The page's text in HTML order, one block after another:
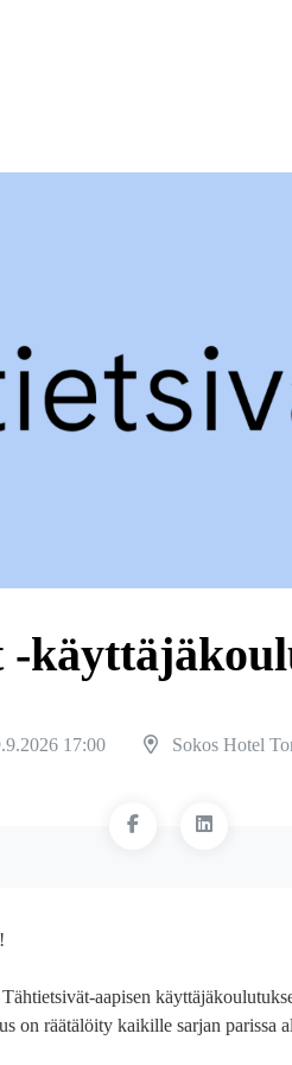
17:00 Sokos Hotel
aapisen
on räätälöity kaikille sarjan parissa